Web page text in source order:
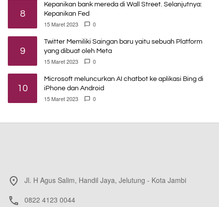
8
Kepanikan bank mereda di Wall Street. Selanjutnya:
Kepanikan Fed
15 Maret 2023 0
9
Twitter Memiliki Saingan baru yaitu sebuah Platform
yang dibuat oleh Meta
15 Maret 2023 0
10
Microsoft meluncurkan AI chatbot ke aplikasi Bing di
iPhone dan Android
15 Maret 2023 0
Jl. H Agus Salim, Handil Jaya, Jelutung - Kota Jambi
0822 4123 0044